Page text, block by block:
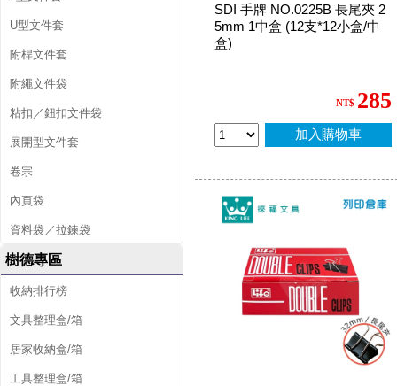
U型文件套
附桿文件套
附繩文件袋
粘扣／鈕扣文件袋
展開型文件套
卷宗
內頁袋
資料袋／拉鍊袋
樹德專區
收納排行榜
文具整理盒/箱
居家收納盒/箱
工具整理盒/箱
SDI 手牌 NO.0225B 長尾夾 2
5mm 1中盒 (12支*12小盒/中
盒)
NT$ 285
加入購物車